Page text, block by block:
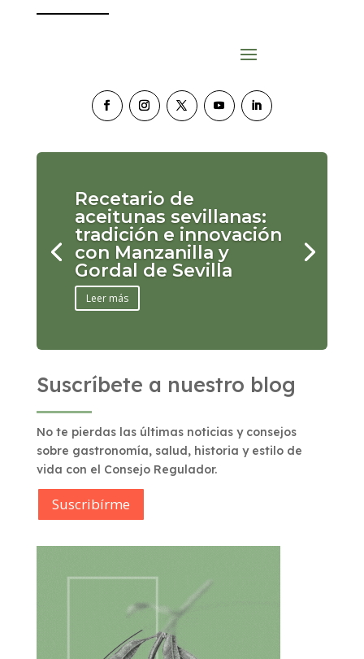
Recetario de
aceitunas sevillanas:
tradición e innovación
con Manzanilla y
Gordal de Sevilla
Leer más
Suscríbete a nuestro blog
No te pierdas las últimas noticias y consejos
sobre gastronomía, salud, historia y estilo de
vida con el Consejo Regulador.
Suscribírme